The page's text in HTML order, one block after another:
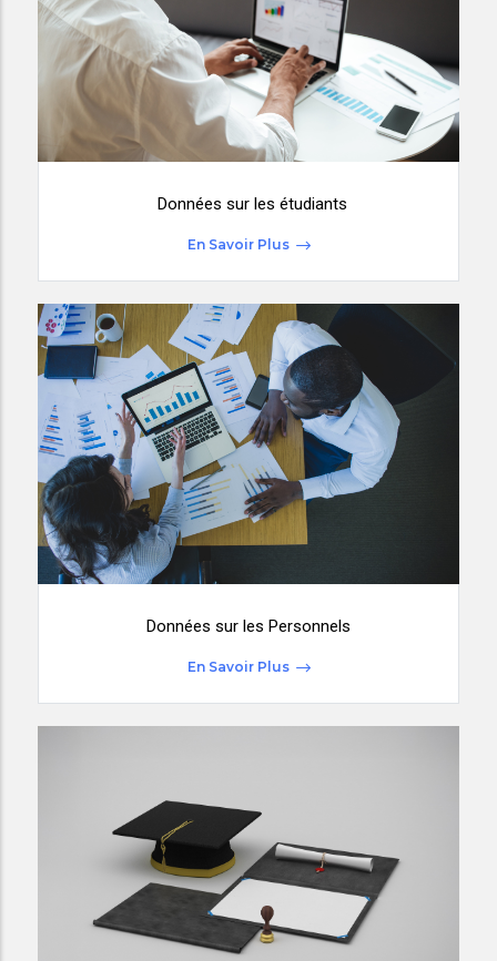
Données sur les étudiants
En Savoir Plus
Données sur les Personnels
En Savoir Plus